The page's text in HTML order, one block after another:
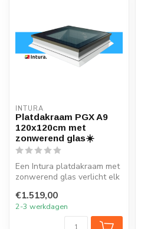
INTURA
Platdakraam PGX A9
120x120cm met
zonwerend glas☀️
Een Intura platdakraam met
zonwerend glas verlicht elk
€1.519,00
2-3 werkdagen